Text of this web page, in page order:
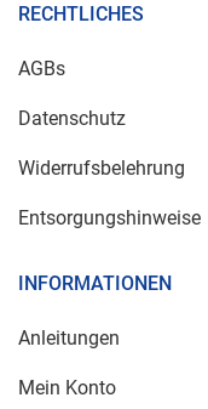
RECHTLICHES
AGBs
Datenschutz
Widerrufsbelehrung
Entsorgungshinweise
INFORMATIONEN
Anleitungen
Mein Konto